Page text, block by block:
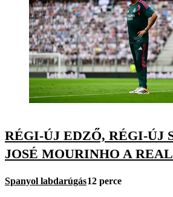
RÉGI-ÚJ EDZŐ, RÉGI-ÚJ
JOSÉ MOURINHO A
Spanyol labdarúgás12 perce